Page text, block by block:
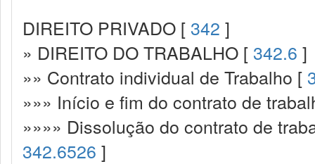
DIREITO PRIVADO [ 342 ]
» DIREITO DO TRABALHO [ 342.6 ]
»» Contrato individual de Trabalho [
»»» Início e fim do contrato de
»»»» Dissolução do contrato de
342.6526 ]